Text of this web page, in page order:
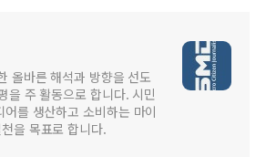
올바른 해석과 방향을 선도
을 주 활동으로 합니다. 시민
를 생산하고 소비하는 마이
을 목표로 합니다.